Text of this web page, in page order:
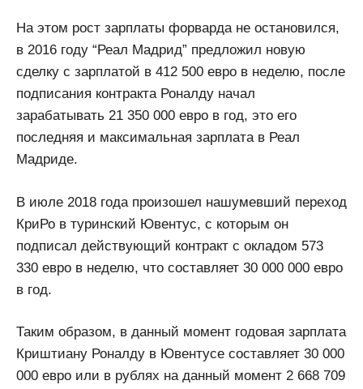
На этом рост зарплаты форварда не остановился,
в 2016 году “Реал Мадрид” предложил новую
сделку с зарплатой в 412 500 евро в неделю, после
подписания контракта Роналду начал
зарабатывать 21 350 000 евро в год, это его
последняя и максимальная зарплата в Реал
Мадриде.
В июле 2018 года произошел нашумевший переход
КриРо в туринский Ювентус, с которым он
подписал действующий контракт с окладом 573
330 евро в неделю, что составляет 30 000 000 евро
в год.
Таким образом, в данный момент годовая зарплата
Криштиану Роналду в Ювентусе составляет 30 000
000 евро или в рублях на данный момент 2 668 709